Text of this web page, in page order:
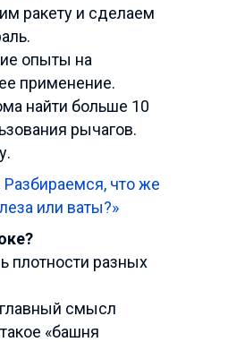
ракету и сделаем
опыты на
применение.
найти больше 10
рычагов.
Разбираемся, что же
или ваты?»
плотности разных
смысл
«башня